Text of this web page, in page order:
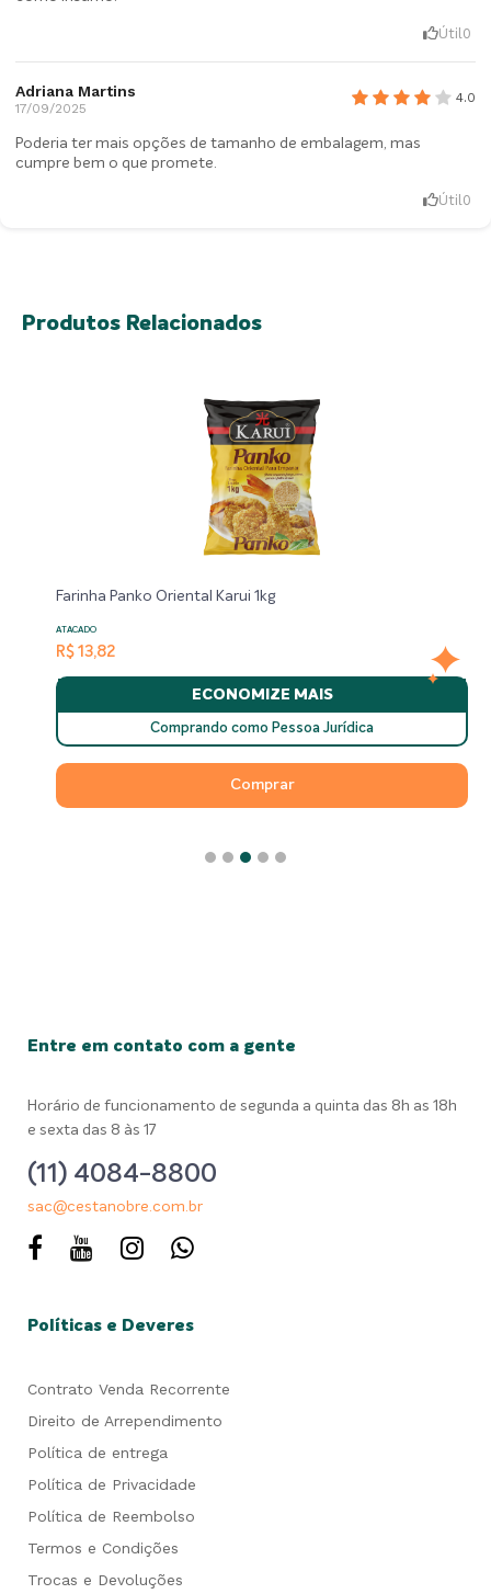
Útil 0
Adriana Martins
17/09/2025
4.0
Poderia ter mais opções de tamanho de embalagem, mas
cumpre bem o que promete.
Útil 0
Produtos Relacionados
Farinha Panko Oriental Karui 1kg
ATACADO
R$ 13,82
ECONOMIZE MAIS
Comprando como Pessoa Jurídica
Comprar
Entre em contato com a gente
Horário de funcionamento de segunda a quinta das 8h as 18h
e sexta das 8 às 17
(11) 4084-8800
sac@cestanobre.com.br
Políticas e Deveres
Contrato Venda Recorrente
Direito de Arrependimento
Política de entrega
Política de Privacidade
Política de Reembolso
Termos e Condições
Trocas e Devoluções